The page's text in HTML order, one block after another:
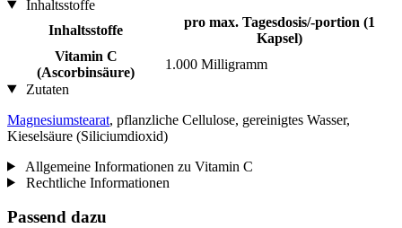
Inhaltsstoffe
Inhaltsstoffe
pro max. Tagesdosis/-portion (1
Kapsel)
Vitamin C
(Ascorbinsäure)
1.000 Milligramm
Zutaten
Magnesiumstearat, pflanzliche Cellulose, gereinigtes Wasser,
Kieselsäure (Siliciumdioxid)
Allgemeine Informationen zu Vitamin C
Rechtliche Informationen
Passend dazu